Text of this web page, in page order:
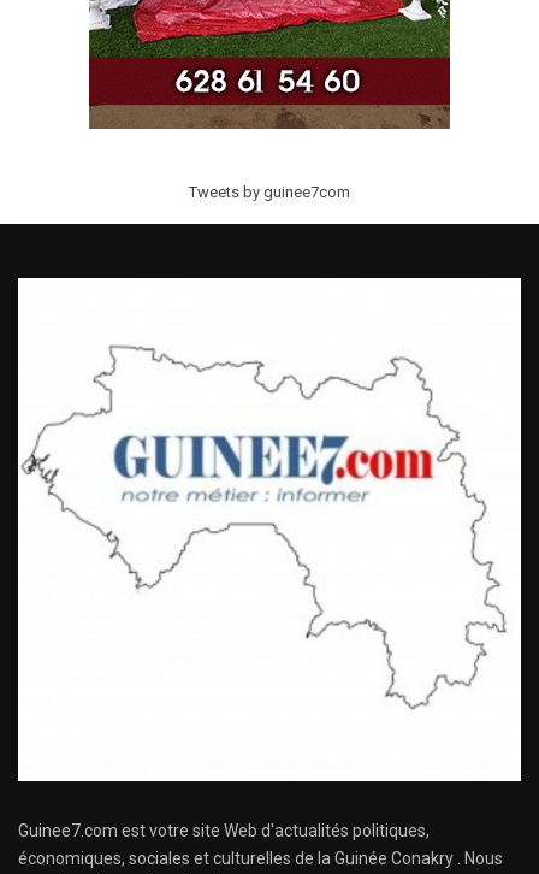
Tweets by guinee7com
Guinee7.com est votre site Web d'actualités politiques,
économiques, sociales et culturelles de la Guinée Conakry . Nous